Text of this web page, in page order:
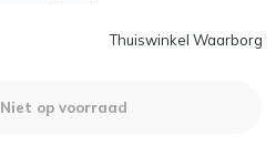
Thuiswinkel Waarborg
Niet op voorraad